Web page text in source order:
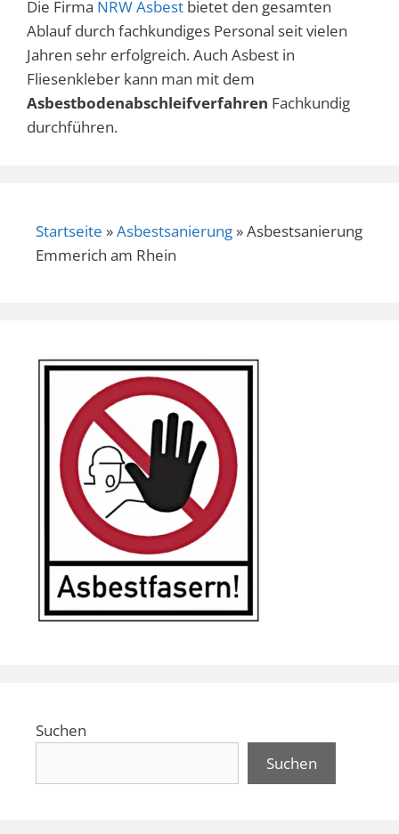
Die Firma NRW Asbest bietet den gesamten
Ablauf durch fachkundiges Personal seit vielen
Jahren sehr erfolgreich. Auch Asbest in
Fliesenkleber kann man mit dem
Asbestbodenabschleifverfahren Fachkundig
durchführen.
Startseite »Asbestsanierung »Asbestsanierung
Emmerich am Rhein
Suchen
Suchen